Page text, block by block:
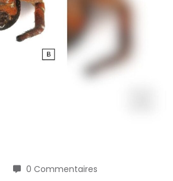
0 Commentaires